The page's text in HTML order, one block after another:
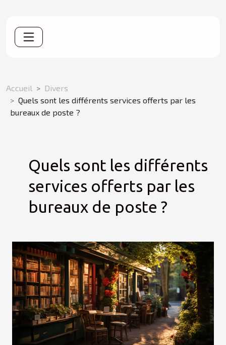
Accueil
Divers
Quels sont les différents services offerts par les
bureaux de poste ?
Quels sont les différents
services offerts par les
bureaux de poste ?